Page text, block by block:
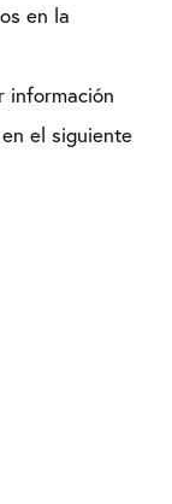
en la
información
el siguiente